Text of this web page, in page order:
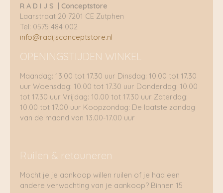
R A D I J S | Conceptstore
Laarstraat 20 7201 CE Zutphen
Tel: 0575 484 002
info@radijsconceptstore.nl
OPENINGSTIJDEN WINKEL
Maandag: 13.00 tot 17.30 uur Dinsdag: 10.00 tot 17.30
uur Woensdag: 10.00 tot 17.30 uur Donderdag: 10.00
tot 17.30 uur Vrijdag: 10.00 tot 17.30 uur Zaterdag:
10.00 tot 17.00 uur Koopzondag: De laatste zondag
van de maand van 13.00-17.00 uur
Ruilen & retouneren
Mocht je je aankoop willen ruilen of je had een
andere verwachting van je aankoop? Binnen 15